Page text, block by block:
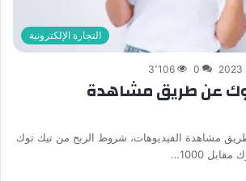
التجارة الإلكترونية
0 3٬106
عن طريق مشاهدة
مشاهدة الفيديوهات، شروط الربح من تيك توك